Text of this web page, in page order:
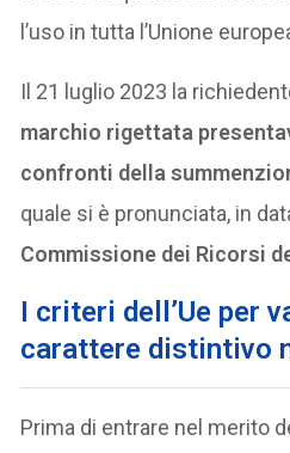
l’uso in tutta l’Unione
Il 21 luglio 2023 la
marchio rigettata
confronti della
quale si è pronunciata, in
Commissione dei Ricorsi
I criteri dell’Ue per
carattere distintivo
Prima di entrare nel merito